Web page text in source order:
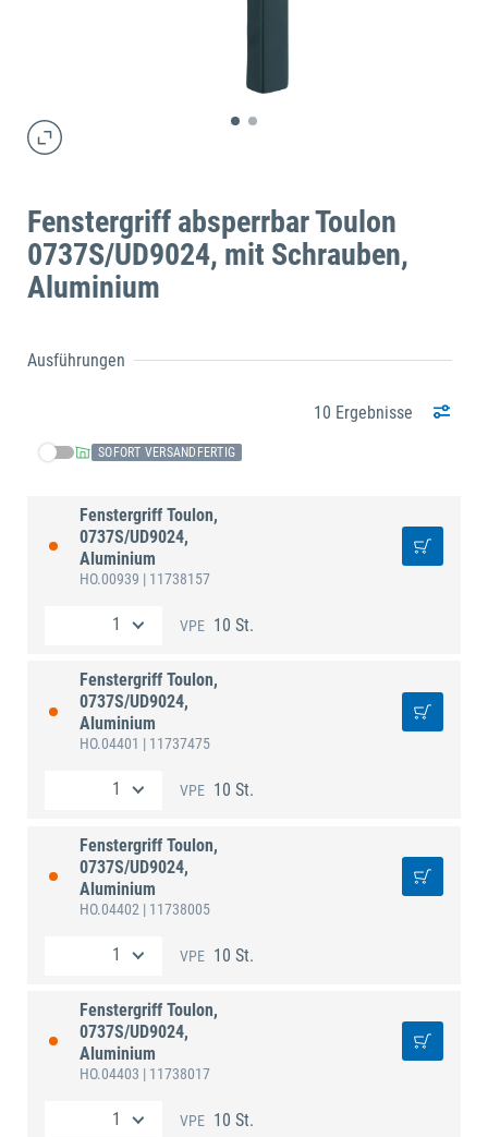
Fenstergriff absperrbar Toulon
0737S/UD9024, mit Schrauben,
Aluminium
Ausführungen
10 Ergebnisse
SOFORT VERSANDFERTIG
Fenstergriff Toulon,
0737S/UD9024,
Aluminium
HO.00939 | 11738157
VPE 10 St.
Fenstergriff Toulon,
0737S/UD9024,
Aluminium
HO.04401 | 11737475
VPE 10 St.
Fenstergriff Toulon,
0737S/UD9024,
Aluminium
HO.04402 | 11738005
VPE 10 St.
Fenstergriff Toulon,
0737S/UD9024,
Aluminium
HO.04403 | 11738017
VPE 10 St.